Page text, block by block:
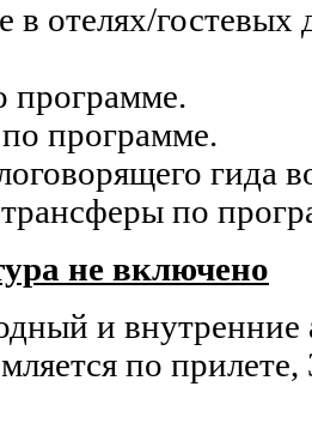
в отелях/гостевых
программе.
программе.
гида
по
не включено
и внутренние
по прилете,